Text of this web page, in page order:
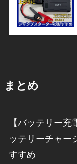
まとめ
【バッテリー
ッテリーチャー
すすめ